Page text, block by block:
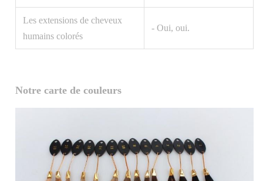
Les extensions de cheveux
humains colorés
- Oui, oui.
Notre carte de couleurs